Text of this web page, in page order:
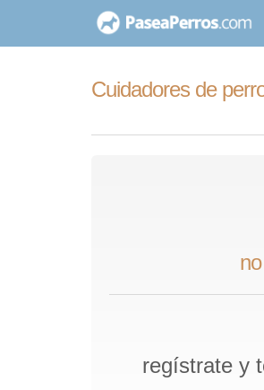
contenido
Cuidadores de
regístrate y